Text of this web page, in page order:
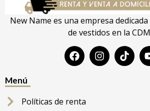
New Name es una empresa
de vestidos en la
Menú
Políticas de renta